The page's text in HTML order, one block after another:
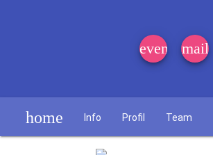
event_note
mail
home Info Profil Team